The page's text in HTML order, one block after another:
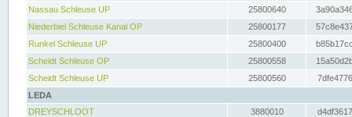
Nassau Schleuse UP
25800640
Niederbiel Schleuse Kanal OP
25800177
Runkel Schleuse UP
25800400
Scheidt Schleuse OP
25800558
Scheidt Schleuse UP
25800560
LEDA
DREYSCHLOOT
3880010